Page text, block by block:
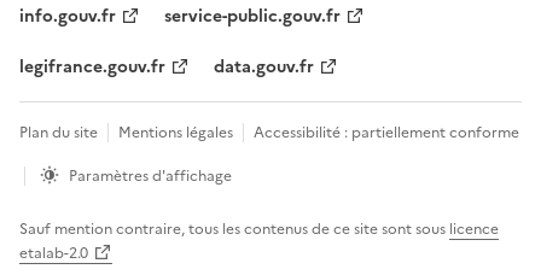
info.gouv.fr
service-public.gouv.fr
legifrance.gouv.fr
data.gouv.fr
Plan du site Mentions légales
Accessibilité : partiellement conforme
Paramètres d'affichage
Sauf mention contraire, tous les contenus de ce site sont sous licence
etalab-2.0